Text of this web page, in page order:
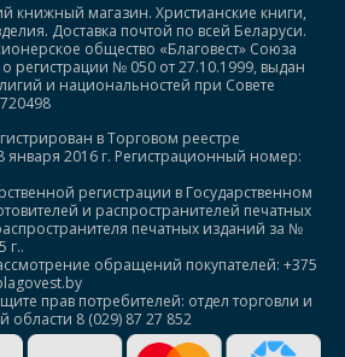
книжный магазин. Христианские книги,
Доставка почтой по всей Беларуси.
общество «Благовест» Союза
о регистрации № 050 от 27.10.1999, выдан
и национальностей при Совете
в Торговом реестре
января 2016 г. Регистрационный номер:
регистрации в Государственном
и распространителей печатных
печатных изданий за №
г..
обращений покупателей: +375
прав потребителей: отдел торговли и
области 8 (029) 87 27 852